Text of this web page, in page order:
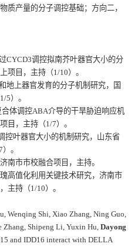
质产量的分子调控基础；方向二，
CYCD3调控拟南芥叶器官大小的分
项目，主持 （1/10）。
地上器官发育的分子机制研究，国
1/5）。
合体调控ABA介导的干旱胁迫响应机
目，主持（1/7）。
控叶器官大小的机制研究，山东省
）。
南市市校融合项目，主持。
高值化利用关键技术研究，济南市
主持（1/10）。
Wenqing Shi, Xiao Zhang, Ning Guo,
Shipeng Li, Yuxin Hu, Dayong
and IDD16 interact with DELLA